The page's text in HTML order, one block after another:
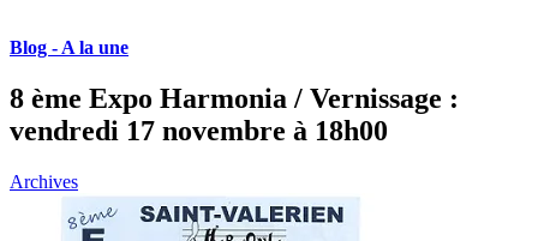
Blog - A la une
8 ème Expo Harmonia / Vernissage :
vendredi 17 novembre à 18h00
Archives